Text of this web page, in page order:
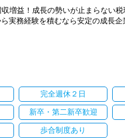
収増益！成長の勢いが止まらない税
実務経験を積むなら安定の成長
成長を実現できます。
たい」という気持ちを大事にし
です！
完全週休２日
新卒・第二新卒歓迎
歩合制度あり